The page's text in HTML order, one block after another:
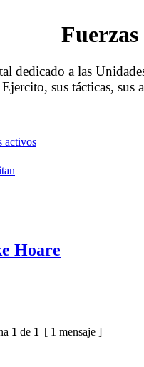
dedicado a las
Ejercito, sus tácticas, sus
activos
Hoare
1 de 1 [ 1 mensaje ]